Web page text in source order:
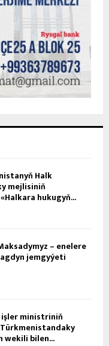
Halk
mejlisiniň
hukugyň...
– enelere
jemgyýeti
ministriniň
wekili bilen...